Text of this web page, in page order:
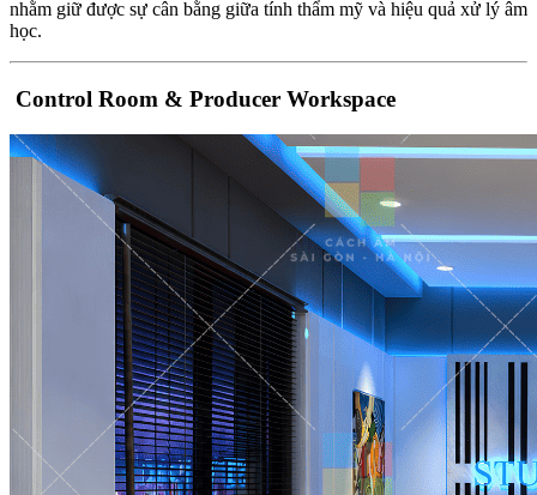
nhằm giữ được sự cân bằng giữa tính thẩm mỹ và hiệu quả xử lý âm
học.
Control Room & Producer Workspace